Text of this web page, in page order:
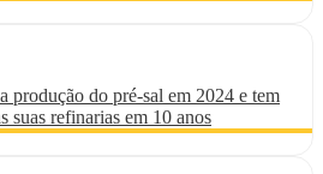
produção do pré-sal em 2024 e tem
suas refinarias em 10 anos